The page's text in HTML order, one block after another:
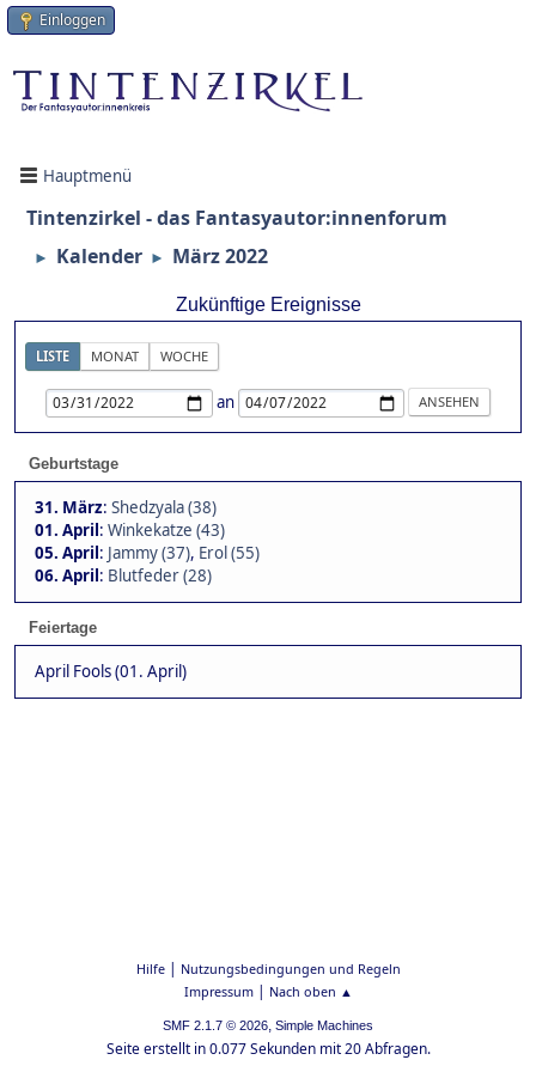
Einloggen
Hauptmenü
Tintenzirkel - das Fantasyautor:innenforum
► Kalender ► März 2022
Zukünftige Ereignisse
LISTE MONAT WOCHE
an
Geburtstage
31. März: Shedzyala (38)
01. April: Winkekatze (43)
05. April: Jammy (37), Erol (55)
06. April: Blutfeder (28)
Feiertage
April Fools (01. April)
Hilfe| Nutzungsbedingungen und Regeln
Impressum| Nach oben ▲
SMF 2.1.7 © 2026, Simple Machines
Seite erstellt in 0.077 Sekunden mit 20 Abfragen.